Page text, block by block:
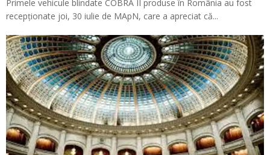
Primele vehicule blindate COBRA II produse în România au fost
recepționate joi, 30 iulie de MApN, care a apreciat că...